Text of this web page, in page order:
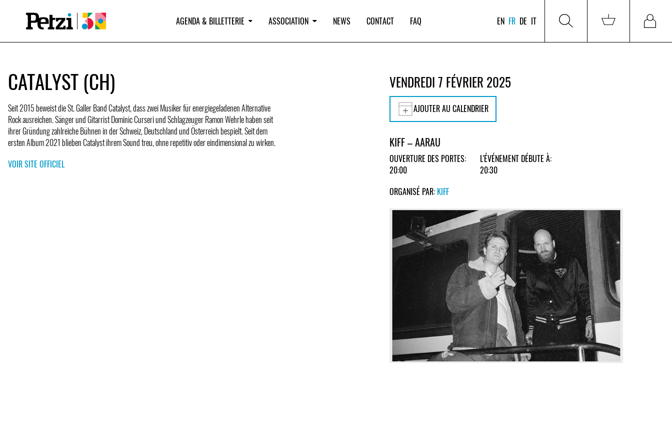
AGENDA & BILLETTERIE ASSOCIATION NEWS CONTACT FAQ EN FR DE IT
CATALYST (CH)
Seit 2015 beweist die St. Galler Band Catalyst, dass zwei Musiker für energiegeladenen Alternative
Rock ausreichen. Sänger und Gitarrist Dominic Curseri und Schlagzeuger Ramon Wehrle haben seit
ihrer Gründung zahlreiche Bühnen in der Schweiz, Deutschland und Österreich bespielt. Seit dem
ersten Album 2021 blieben Catalyst ihrem Sound treu, ohne repetitiv oder eindimensional zu wirken.
VOIR SITE OFFICIEL
VENDREDI 7 FÉVRIER 2025
AJOUTER AU CALENDRIER
KIFF – AARAU
OUVERTURE DES PORTES:
20:00
L'ÉVÉNEMENT DÉBUTE À:
20:30
ORGANISÉ PAR: KIFF